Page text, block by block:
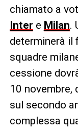
chiamato a
Inter e Milan.
determinerà il
squadre
cessione
10 novembre,
sul secondo
complessa